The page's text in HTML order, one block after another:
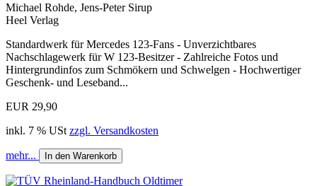
Michael Rohde, Jens-Peter Sirup
Heel Verlag
Standardwerk für Mercedes 123-Fans - Unverzichtbares
Nachschlagewerk für W 123-Besitzer - Zahlreiche Fotos und
Hintergrundinfos zum Schmökern und Schwelgen - Hochwertiger
Geschenk- und Leseband...
EUR 29,90
inkl. 7 % USt zzgl. Versandkosten
mehr... In den Warenkorb